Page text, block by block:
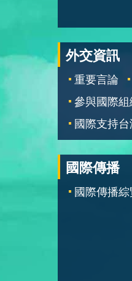
外交資訊
重要言論
參與國際組
國際支持
國際傳播
國際傳播綜